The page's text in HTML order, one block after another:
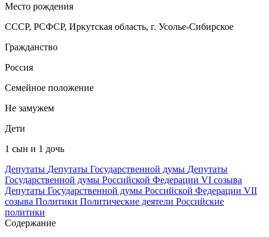
Место рождения
СССР, РСФСР, Иркутская область, г. Усолье-Сибирское
Гражданство
Россия
Семейное положение
Не замужем
Дети
1 сын и 1 дочь
Депутаты Депутаты Государственной думы Депутаты
Государственной думы Российской Федерации VI созыва
Депутаты Государственной думы Российской Федерации VII
созыва Политики Политические деятели Российские
политики
Содержание